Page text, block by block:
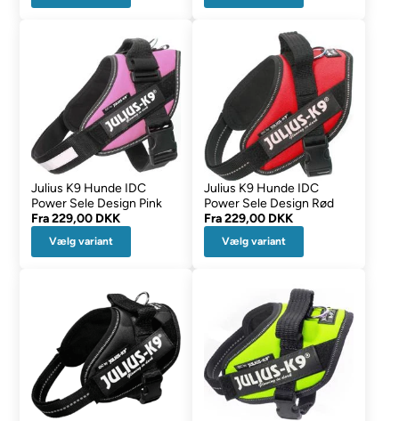
Julius K9 Hunde IDC
Power Sele Design Pink
Fra229,00 DKK
Vælg variant
Julius K9 Hunde IDC
Power Sele Design Rød
Fra229,00 DKK
Vælg variant